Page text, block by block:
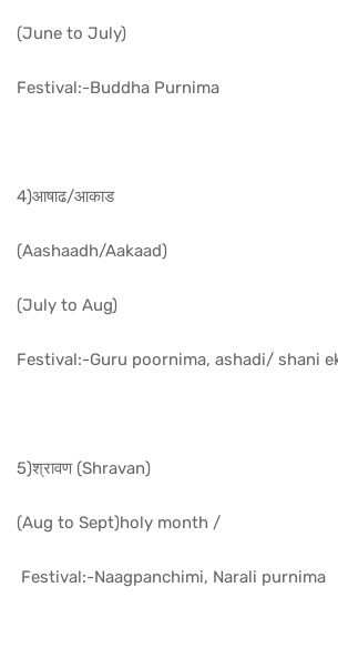
(June to July)
Festival:-Buddha Purnima
4)आषाढ/आकाड
(Aashaadh/Aakaad)
(July to Aug)
Festival:-Guru poornima, ashadi/ shani
5)श्रावण (Shravan)
(Aug to Sept)holy month /
Festival:-Naagpanchimi, Narali purnima